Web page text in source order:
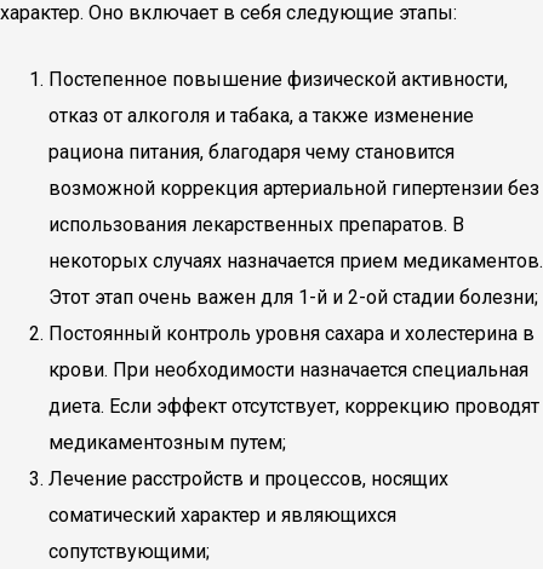
характер. Оно включает в себя следующие этапы:
Постепенное повышение физической активности,
отказ от алкоголя и табака, а также изменение
рациона питания, благодаря чему становится
возможной коррекция артериальной гипертензии без
использования лекарственных препаратов. В
некоторых случаях назначается прием медикаментов.
Этот этап очень важен для 1-й и 2-ой стадии болезни;
Постоянный контроль уровня сахара и холестерина в
крови. При необходимости назначается специальная
диета. Если эффект отсутствует, коррекцию проводят
медикаментозным путем;
Лечение расстройств и процессов, носящих
соматический характер и являющихся
сопутствующими;